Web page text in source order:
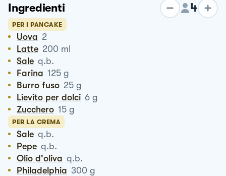
Ingredienti 4
PER I PANCAKE
Uova 2
Latte 200 ml
Sale q.b.
Farina 125 g
Burro fuso 25 g
Lievito per dolci 6 g
Zucchero 15 g
PER LA CREMA
Sale q.b.
Pepe q.b.
Olio d'oliva q.b.
Philadelphia 300 g